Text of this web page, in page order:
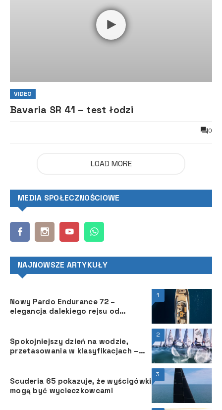
VIDEO
Bavaria SR 41 – test łodzi
0
LOAD MORE
MEDIA SPOŁECZNOŚCIOWE
NAJNOWSZE ARTYKUŁY
1
Nowy Pardo Endurance 72 –
elegancja dalekiego rejsu od
2
Spokojniejszy dzień na wodzie,
przetasowania w klasyfikacjach –
3
Scuderia 65 pokazuje, że wyścigówki
mogą być wycieczkowcami